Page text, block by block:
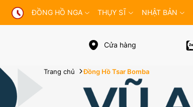
ĐỒNG HỒ NGA THỤY SĨ NHẬT BẢN
Cửa hàng
Trang chủ Đồng Hồ Tsar Bomba